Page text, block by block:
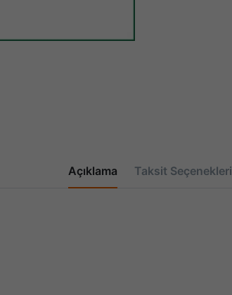
Açıklama Taksit Seçenekleri